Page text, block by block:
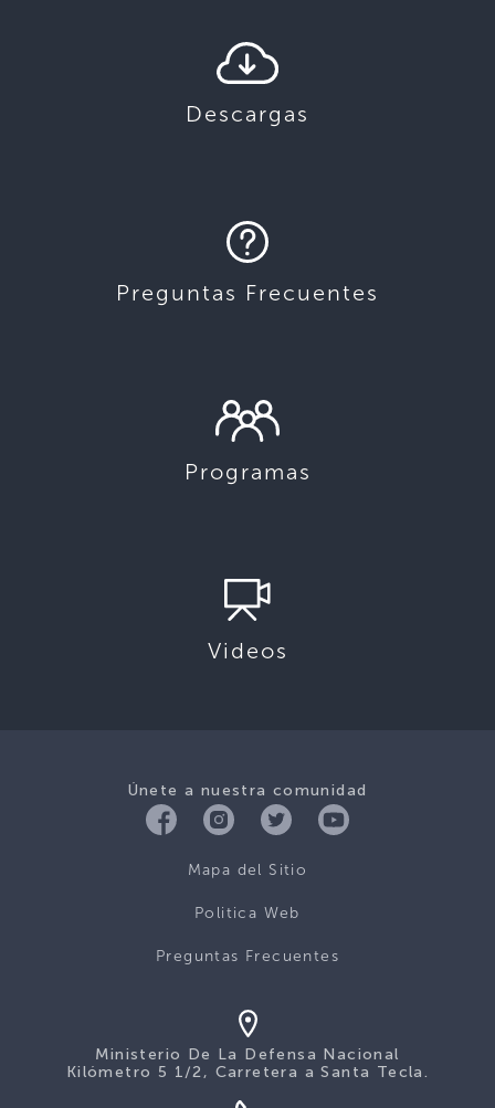
Descargas
Preguntas Frecuentes
Programas
Videos
Únete a nuestra comunidad
Mapa del Sitio
Politica Web
Preguntas Frecuentes
Ministerio De La Defensa Nacional
Kilómetro 5 1/2, Carretera a Santa Tecla.